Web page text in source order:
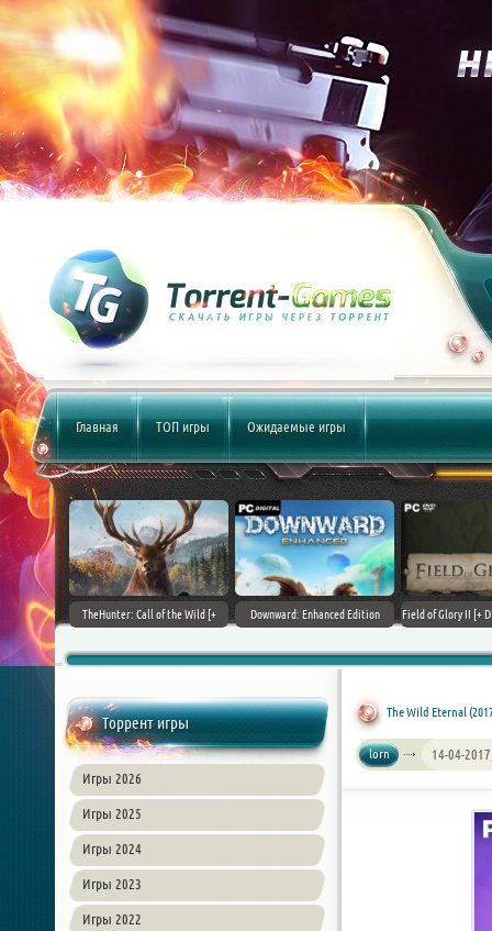
Главная ТОП игры Ожидаемые игры
(2017)
TheHunter: Call of the Wild [+
Downward: Enhanced Edition
Field of Glory II [+
Торрент игры
Игры 2026
Игры 2025
Игры 2024
Игры 2023
Игры 2022
The Wild Eternal
lorn 14-04-